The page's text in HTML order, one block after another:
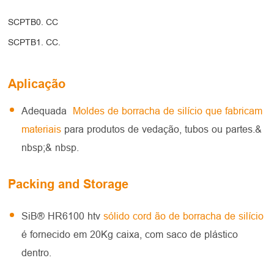
SCPTB0. CC
SCPTB1. CC.
Aplicação
Adequada Moldes de borracha de silício que fabricam
materiais para produtos de vedação, tubos ou partes.&
nbsp;& nbsp.
Packing and Storage
SiB® HR6100 htvsólido cord ão de borracha de silício
é fornecido em 20Kg caixa, com saco de plástico
dentro.